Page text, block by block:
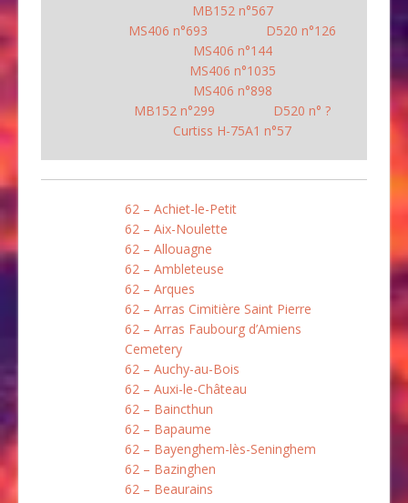
MB152 n°567
MS406 n°693
D520 n°126
MS406 n°144
MS406 n°1035
MS406 n°898
MB152 n°299
D520 n° ?
Curtiss H-75A1 n°57
62 – Achiet-le-Petit
62 – Aix-Noulette
62 – Allouagne
62 – Ambleteuse
62 – Arques
62 – Arras Cimitière Saint Pierre
62 – Arras Faubourg d’Amiens
Cemetery
62 – Auchy-au-Bois
62 – Auxi-le-Château
62 – Baincthun
62 – Bapaume
62 – Bayenghem-lès-Seninghem
62 – Bazinghen
62 – Beaurains